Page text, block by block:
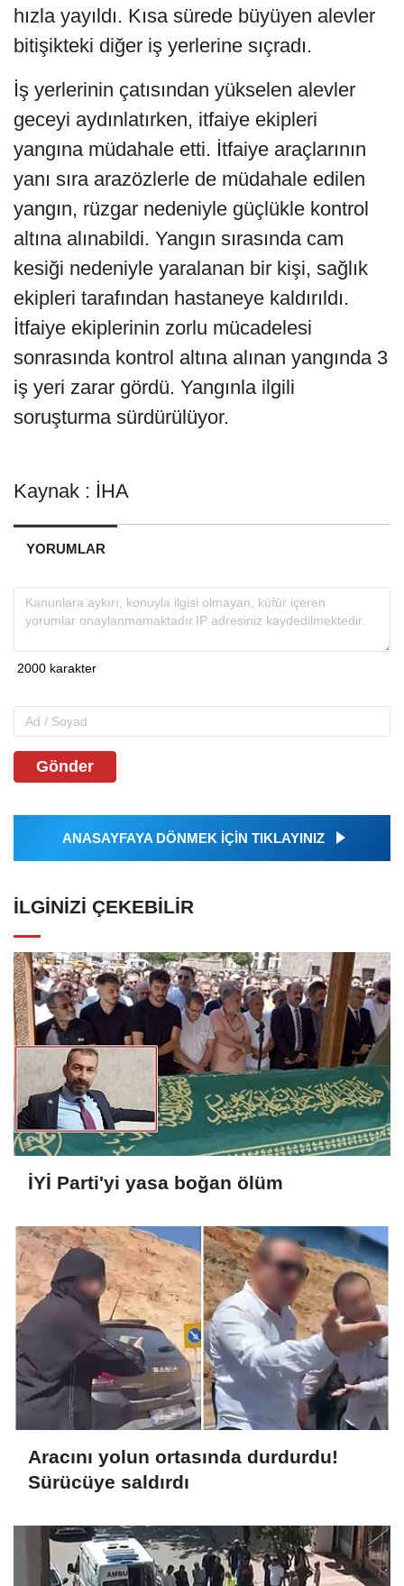
hızla yayıldı. Kısa sürede büyüyen alevler
bitişikteki diğer iş yerlerine sıçradı.
İş yerlerinin çatısından yükselen alevler
geceyi aydınlatırken, itfaiye ekipleri
yangına müdahale etti. İtfaiye araçlarının
yanı sıra arazözlerle de müdahale edilen
yangın, rüzgar nedeniyle güçlükle kontrol
altına alınabildi. Yangın sırasında cam
kesiği nedeniyle yaralanan bir kişi, sağlık
ekipleri tarafından hastaneye kaldırıldı.
İtfaiye ekiplerinin zorlu mücadelesi
sonrasında kontrol altına alınan yangında 3
iş yeri zarar gördü. Yangınla ilgili
soruşturma sürdürülüyor.
Kaynak : İHA
YORUMLAR
Gönder
ANASAYFAYA DÖNMEK İÇİN TIKLAYINIZ
İLGINIZI ÇEKEBILIR
İYİ Parti'yi yasa boğan ölüm
Aracını yolun ortasında durdurdu!
Sürücüye saldırdı